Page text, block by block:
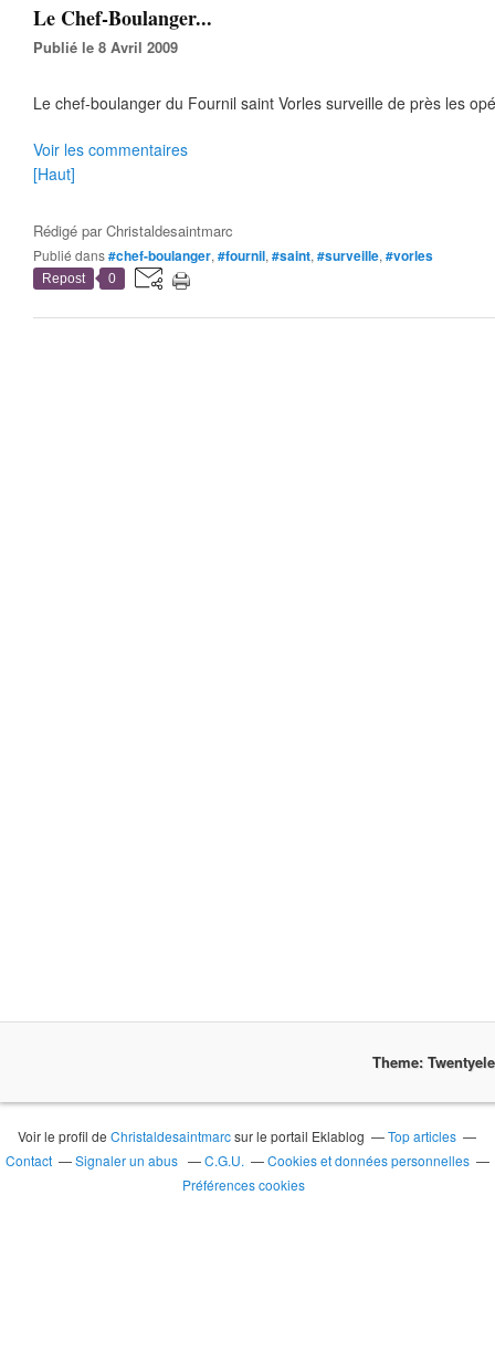
Le Chef-Boulanger...
Publié le 8 Avril 2009
Le chef-boulanger du Fournil saint Vorles surveille de près les
Voir les commentaires
[Haut]
Rédigé parChristaldesaintmarc
Publié dans#chef-boulanger, #fournil, #saint, #surveille, #vorles
Repost 0
Theme:
Voir le profil deChristaldesaintmarcsur le portail Eklablog
Top articles
Contact
Signaler un abus C.G.U.
Cookies et données personnelles
Préférences cookies